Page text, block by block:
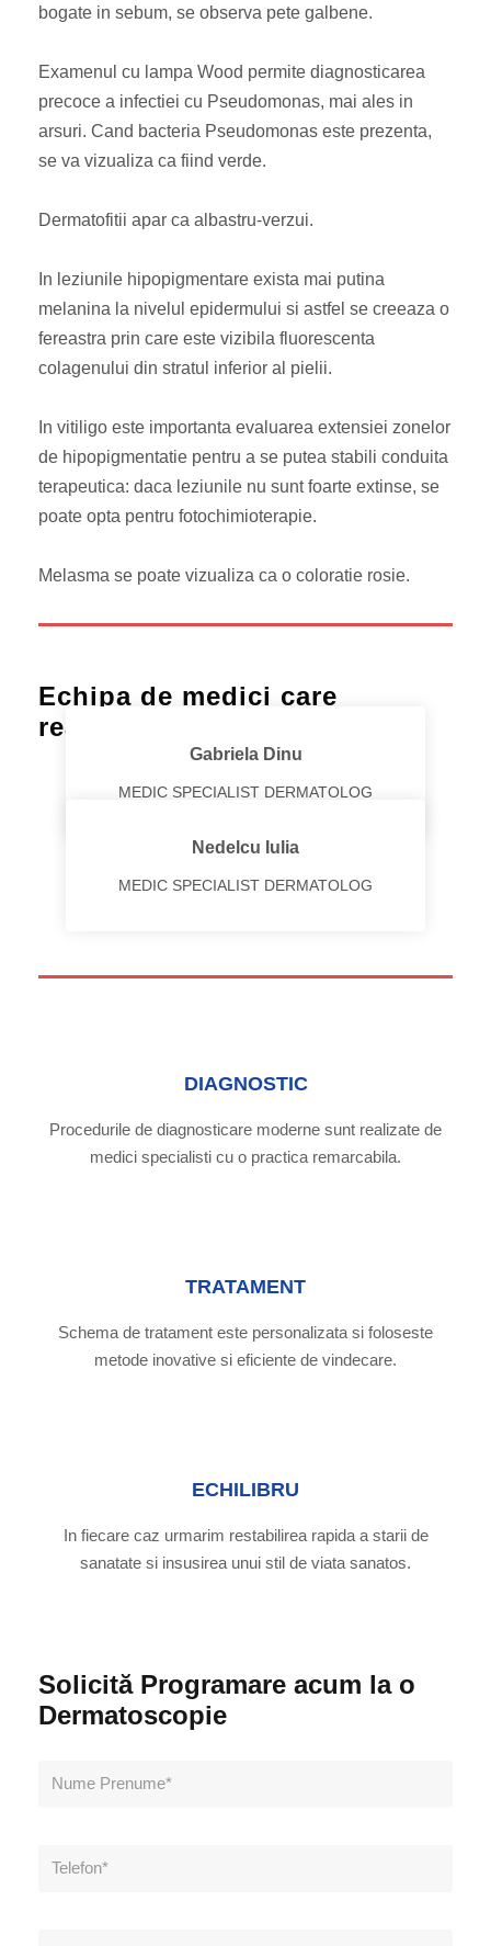
bogate in sebum, se observa pete galbene.
Examenul cu lampa Wood permite diagnosticarea
precoce a infectiei cu Pseudomonas, mai ales in
arsuri. Cand bacteria Pseudomonas este prezenta,
se va vizualiza ca fiind verde.
Dermatofitii apar ca albastru-verzui.
In leziunile hipopigmentare exista mai putina
melanina la nivelul epidermului si astfel se creeaza o
fereastra prin care este vizibila fluorescenta
colagenului din stratul inferior al pielii.
In vitiligo este importanta evaluarea extensiei zonelor
de hipopigmentatie pentru a se putea stabili conduita
terapeutica: daca leziunile nu sunt foarte extinse, se
poate opta pentru fotochimioterapie.
Melasma se poate vizualiza ca o coloratie rosie.
Echipa de medici care
realizeaza Dermatoscopii
Gabriela Dinu
MEDIC SPECIALIST DERMATOLOG
Nedelcu Iulia
MEDIC SPECIALIST DERMATOLOG
DIAGNOSTIC
Procedurile de diagnosticare moderne sunt realizate de
medici specialisti cu o practica remarcabila.
TRATAMENT
Schema de tratament este personalizata si foloseste
metode inovative si eficiente de vindecare.
ECHILIBRU
In fiecare caz urmarim restabilirea rapida a starii de
sanatate si insusirea unui stil de viata sanatos.
Solicită Programare acum la o
Dermatoscopie